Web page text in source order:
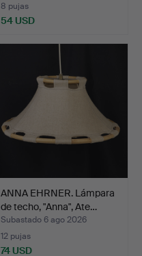
8 pujas
54 USD
ANNA EHRNER. Lámpara
de techo, "Anna", Ate…
Subastado 6 ago 2026
12 pujas
74 USD